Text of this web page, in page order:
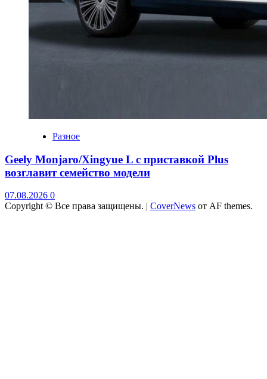
Разное
Geely Monjaro/Xingyue L с приставкой Plus
возглавит семейство модели
07.08.2026 0
Copyright © Все права защищены. | CoverNews от AF themes.